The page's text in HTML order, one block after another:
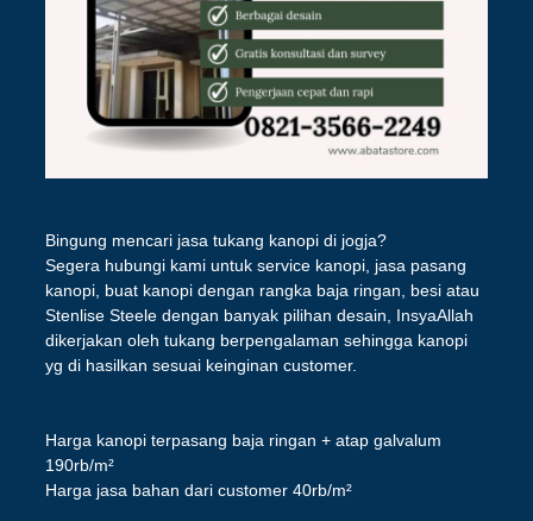
Bingung mencari jasa tukang kanopi di jogja?
Segera hubungi kami untuk service kanopi, jasa pasang
kanopi, buat kanopi dengan rangka baja ringan, besi atau
Stenlise Steele dengan banyak pilihan desain, InsyaAllah
dikerjakan oleh tukang berpengalaman sehingga kanopi
yg di hasilkan sesuai keinginan customer.
Harga kanopi terpasang baja ringan + atap galvalum
190rb/m²
Harga jasa bahan dari customer 40rb/m²